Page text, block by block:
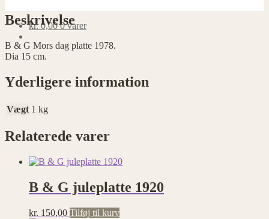
kr.0,00 0 varer
1978
antal
Beskrivelse
B & G Mors dag platte 1978.
Dia 15 cm.
Yderligere information
Vægt 1 kg
Relaterede varer
B & G juleplatte 1920
kr. 150,00 Tilføj til kurv